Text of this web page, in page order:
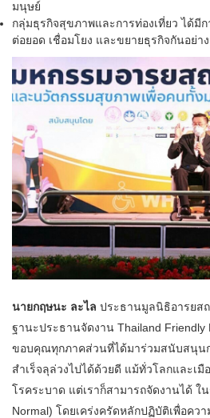
มนุษย์
กลุ่มธุรกิจสุขภาพและการท่องเที่ยว ได้มีก
ต่อยอด เชื่อมโยง และขยายธุรกิจกันอย่า
นายกฤษนะ ละไล ประธานมูลนิธิอารยส
ฐานะประธานจัดงาน Thailand Friendly
ขอบคุณทุกภาคส่วนที่ได้มาร่วมสนับสนุน
สำเร็จลุล่วงไปได้ด้วยดี แม้ทั่วโลกและเ
โรคระบาด แต่เราก็สามารถจัดงานได้ ใ
Normal) โดยเคร่งครัดหลักปฏิบัติเพื่อคว